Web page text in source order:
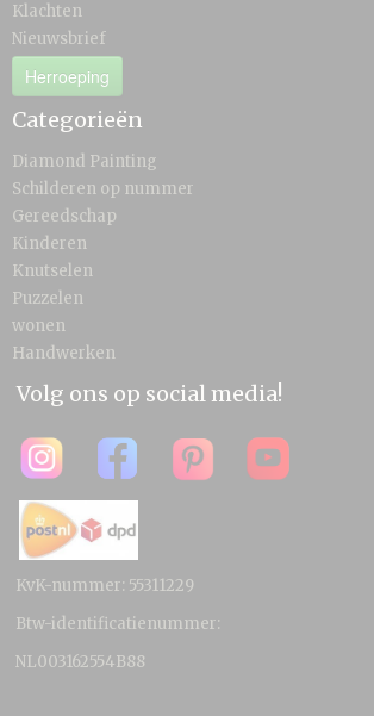
Klachten
Nieuwsbrief
Herroeping
Categorieën
Diamond Painting
Schilderen op nummer
Gereedschap
Kinderen
Knutselen
Puzzelen
wonen
Handwerken
Volg ons op social media!
KvK-nummer: 55311229
Btw-identificatienummer:
NL003162554B88